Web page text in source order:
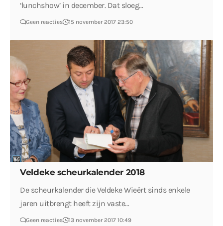
‘lunchshow’ in december. Dat sloeg…
Geen reacties 15 november 2017 23:50
Veldeke scheurkalender 2018
De scheurkalender die Veldeke Wieërt sinds enkele
jaren uitbrengt heeft zijn vaste…
Geen reacties 13 november 2017 10:49